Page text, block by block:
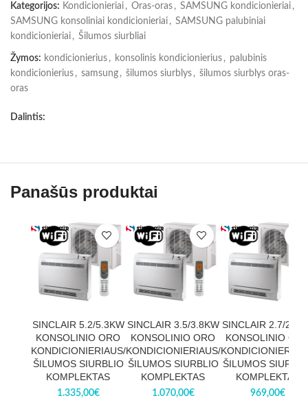
Kategorijos: Kondicionieriai , Oras-oras , SAMSUNG kondicionieriai ,
SAMSUNG konsoliniai kondicionieriai , SAMSUNG palubiniai
kondicionieriai , Šilumos siurbliai
Žymos: kondicionierius , konsolinis kondicionierius , palubinis
kondicionierius , samsung , šilumos siurblys , šilumos siurblys oras-
oras
Dalintis:
Panašūs produktai
SINCLAIR 5.2/5.3KW
KONSOLINIO ORO
KONDICIONIERIAUS/
ŠILUMOS SIURBLIO
KOMPLEKTAS
1.335,00€
SINCLAIR 3.5/3.8KW
KONSOLINIO ORO
KONDICIONIERIAUS/
ŠILUMOS SIURBLIO
KOMPLEKTAS
1.070,00€
SINCLAIR 2.7/
KONSOLINIO
ŠILUMOS
KOMPLEKTAS
969,00€